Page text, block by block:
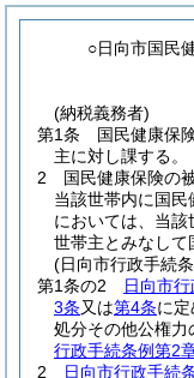
○日向市国民
(納税義務者)
第1条
国民健康保
主に対し課する。
2
国民健康保険の
当該世帯内に国
においては、当
世帯主とみなして
(日向市行政手続
第1条の2
日向市
3条又は第4条に
処分その他公権力
行政手続条例第2
2
日向市行政手続